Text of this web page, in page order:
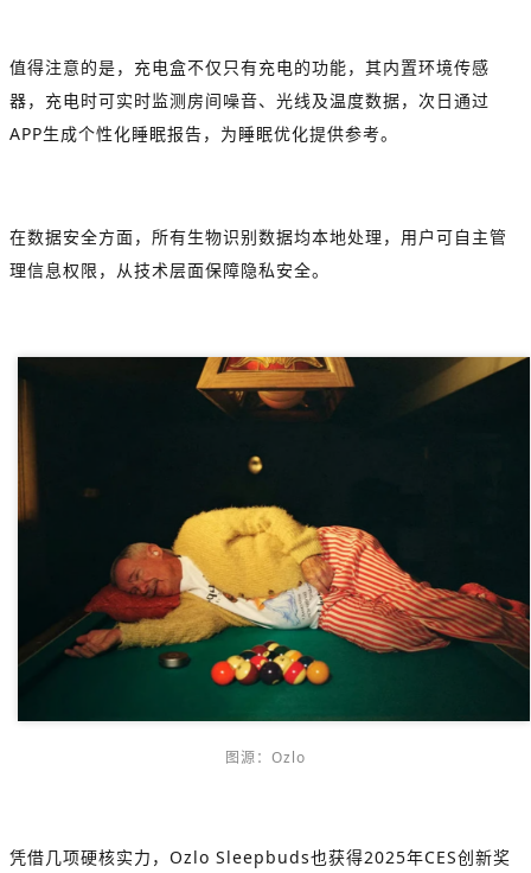
值得注意的是，充电盒不仅只有充电的功能，其内置环境传感
器，充电时可实时监测房间噪音、光线及温度数据，次日通过
APP生成个性化睡眠报告，为睡眠优化提供参考。
在数据安全方面，所有生物识别数据均本地处理，用户可自主管
理信息权限，从技术层面保障隐私安全。
图源：Ozlo
凭借几项硬核实力，Ozlo Sleepbuds也获得2025年CES创新奖